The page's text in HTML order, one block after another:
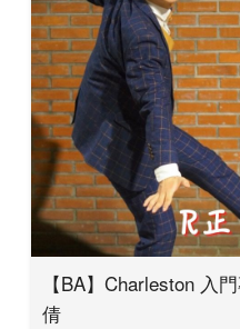
【BA】Charleston 入
倩